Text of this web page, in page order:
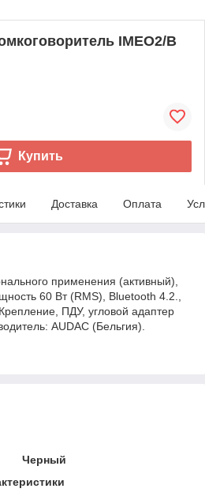
IMEO2/B
Купить
Доставка Оплата
применения (активный),
60 Вт (RMS), Bluetooth 4.2.,
ПДУ, угловой адаптер
AUDAC (Бельгия).
Черный